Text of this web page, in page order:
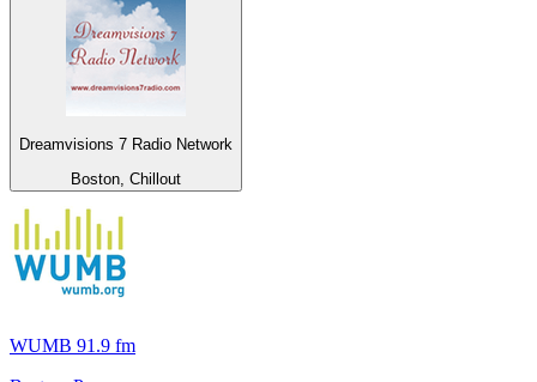
Dreamvisions 7 Radio Network
Boston, Chillout
WUMB 91.9 fm